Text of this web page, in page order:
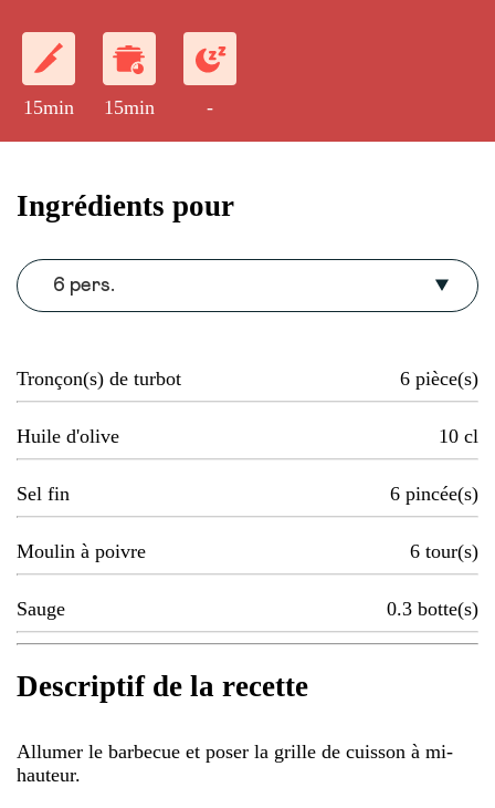
15min 15min -
Ingrédients pour
6 pers.
Tronçon(s) de turbot 6 pièce(s)
Huile d'olive 10 cl
Sel fin 6 pincée(s)
Moulin à poivre 6 tour(s)
Sauge 0.3 botte(s)
Descriptif de la recette
Allumer le barbecue et poser la grille de cuisson à mi-
hauteur.